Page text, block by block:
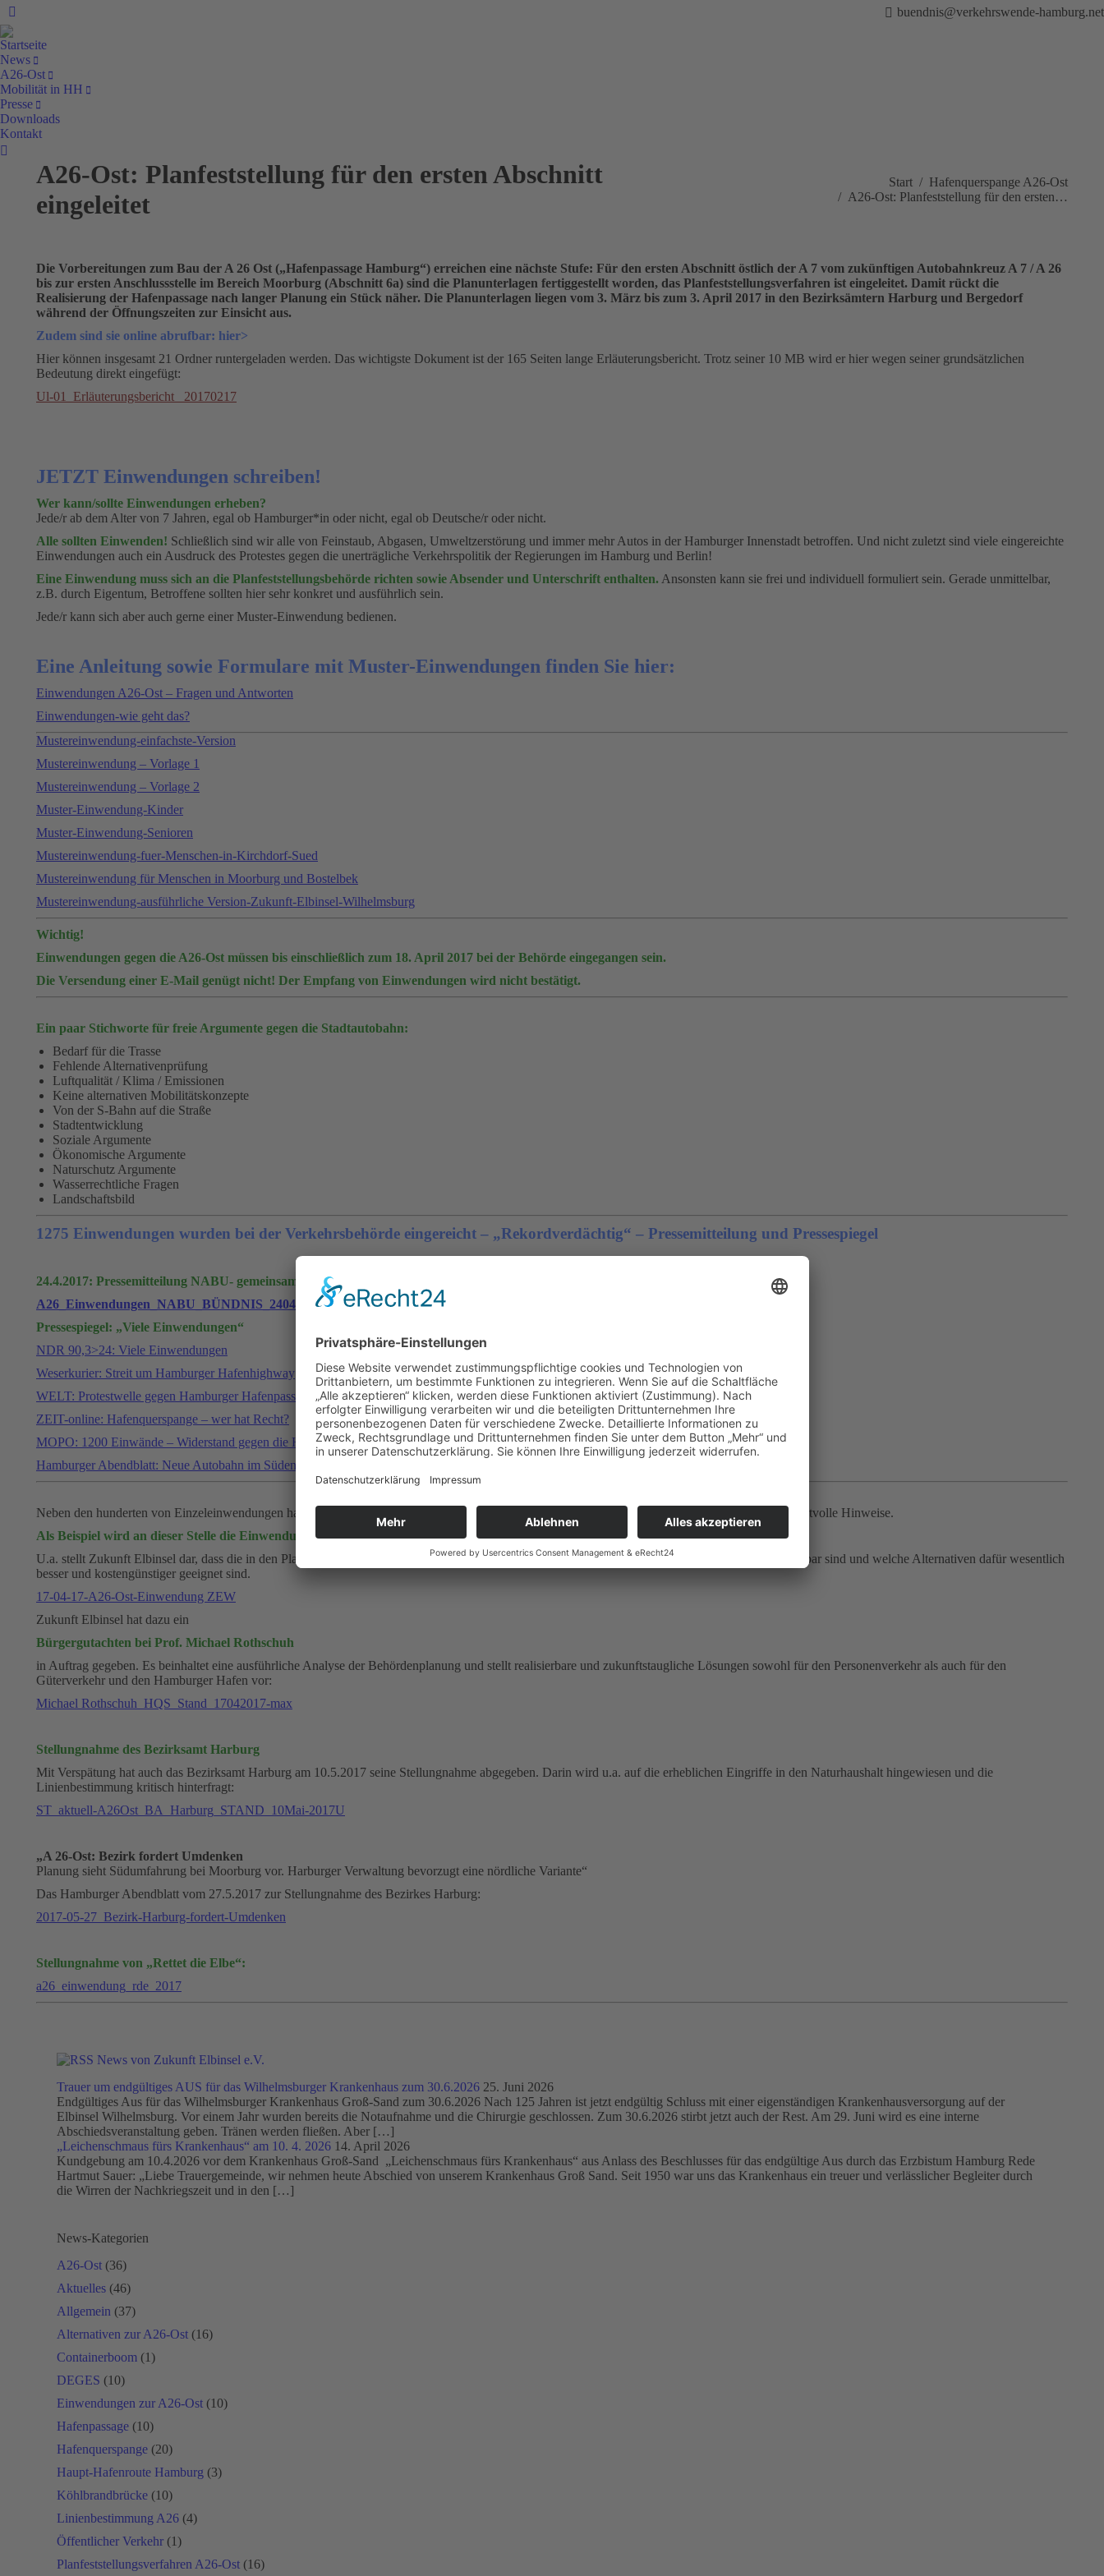
Facebook
buendnis@verkehrswende-hamburg.net
Startseite
News
A26-Ost
Mobilität in HH
Presse
Downloads
Kontakt
Search:
A26-Ost: Planfeststellung für den ersten Abschnitt
eingeleitet
Start
Hafenquerspange A26-Ost
A26-Ost: Planfeststellung für den ersten…
Die Vorbereitungen zum Bau der A 26 Ost („Hafenpassage Hamburg“) erreichen eine nächste Stufe: Für den ersten Abschnitt östlich der A 7 vom zukünftigen Autobahnkreuz A 7 / A 26
bis zur ersten Anschlussstelle im Bereich Moorburg (Abschnitt 6a) sind die Planunterlagen fertiggestellt worden, das Planfeststellungsverfahren ist eingeleitet. Damit rückt die
Realisierung der Hafenpassage nach langer Planung ein Stück näher. Die Planunterlagen liegen vom 3. März bis zum 3. April 2017 in den Bezirksämtern Harburg und Bergedorf
während der Öffnungszeiten zur Einsicht aus.
Zudem sind sie online abrufbar: hier>
Hier können insgesamt 21 Ordner runtergeladen werden. Das wichtigste Dokument ist der 165 Seiten lange Erläuterungsbericht. Trotz seiner 10 MB wird er hier wegen seiner grundsätzlichen
Bedeutung direkt eingefügt:
Ul-01_Erläuterungsbericht _20170217
JETZT Einwendungen schreiben!
Wer kann/sollte Einwendungen erheben?
Jede/r ab dem Alter von 7 Jahren, egal ob Hamburger*in oder nicht, egal ob Deutsche/r oder nicht.
Alle sollten Einwenden! Schließlich sind wir alle von Feinstaub, Abgasen, Umweltzerstörung und immer mehr Autos in der Hamburger Innenstadt betroffen. Und nicht zuletzt sind viele eingereichte
Einwendungen auch ein Ausdruck des Protestes gegen die unerträgliche Verkehrspolitik der Regierungen im Hamburg und Berlin!
Eine Einwendung muss sich an die Planfeststellungsbehörde richten sowie Absender und Unterschrift enthalten. Ansonsten kann sie frei und individuell formuliert sein. Gerade unmittelbar,
z.B. durch Eigentum, Betroffene sollten hier sehr konkret und ausführlich sein.
Jede/r kann sich aber auch gerne einer Muster-Einwendung bedienen.
Eine Anleitung sowie Formulare mit Muster-Einwendungen finden Sie hier:
Einwendungen A26-Ost – Fragen und Antworten
Einwendungen-wie geht das?
Mustereinwendung-einfachste-Version
Mustereinwendung – Vorlage 1
Mustereinwendung – Vorlage 2
Muster-Einwendung-Kinder
Muster-Einwendung-Senioren
Mustereinwendung-fuer-Menschen-in-Kirchdorf-Sued
Mustereinwendung für Menschen in Moorburg und Bostelbek
Mustereinwendung-ausführliche Version-Zukunft-Elbinsel-Wilhelmsburg
Wichtig!
Einwendungen gegen die A26-Ost müssen bis einschließlich zum 18. April 2017 bei der Behörde eingegangen sein.
Die Versendung einer E-Mail genügt nicht! Der Empfang von Einwendungen wird nicht bestätigt.
Ein paar Stichworte für freie Argumente gegen die Stadtautobahn:
Bedarf für die Trasse
Fehlende Alternativenprüfung
Luftqualität / Klima / Emissionen
Keine alternativen Mobilitätskonzepte
Von der S-Bahn auf die Straße
Stadtentwicklung
Soziale Argumente
Ökonomische Argumente
Naturschutz Argumente
Wasserrechtliche Fragen
Landschaftsbild
1275 Einwendungen wurden bei der Verkehrsbehörde eingereicht – „Rekordverdächtig“ – Pressemitteilung und Pressespiegel
24.4.2017: Pressemitteilung NABU- gemeinsam mit Bündnis Verkehrswende-Hamburg:
A26_Einwendungen_NABU_BÜNDNIS_240417
Pressespiegel: „Viele Einwendungen“
NDR 90,3>24: Viele Einwendungen
Weserkurier: Streit um Hamburger Hafenhighway
WELT: Protestwelle gegen Hamburger Hafenpassage
ZEIT-online: Hafenquerspange – wer hat Recht?
MOPO: 1200 Einwände – Widerstand gegen die Hafenquerspange
Hamburger Abendblatt: Neue Autobahn im Süden Hamburgs – Auch Kinder legen Einspruch ein
Neben den hunderten von Einzeleinwendungen haben auch Verbände und Vereine ausführliche ihre Positionen dargelegt und liefern den Juristen wertvolle Hinweise.
Als Beispiel wird an dieser Stelle die Einwendung des Vereins Zukunft Elbinsel Wilhelmsburg dokumentiert.
U.a. stellt Zukunft Elbinsel dar, dass die in den Planfeststellungsunterlagen für die A26-Ost genannten Ziele mit der konkreten Planung nicht realisierbar sind und welche Alternativen dafür wesentlich
besser und kostengünstiger geeignet sind.
17-04-17-A26-Ost-Einwendung ZEW
Zukunft Elbinsel hat dazu ein
Bürgergutachten bei Prof. Michael Rothschuh
in Auftrag gegeben. Es beinhaltet eine ausführliche Analyse der Behördenplanung und stellt realisierbare und zukunftstaugliche Lösungen sowohl für den Personenverkehr als auch für den
Güterverkehr und den Hamburger Hafen vor:
Michael Rothschuh_HQS_Stand_17042017-max
Stellungnahme des Bezirksamt Harburg
Mit Verspätung hat auch das Bezirksamt Harburg am 10.5.2017 seine Stellungnahme abgegeben. Darin wird u.a. auf die erheblichen Eingriffe in den Naturhaushalt hingewiesen und die
Linienbestimmung kritisch hinterfragt:
ST_aktuell-A26Ost_BA_Harburg_STAND_10Mai-2017U
„A 26-Ost: Bezirk fordert Umdenken
Planung sieht Südumfahrung bei Moorburg vor. Harburger Verwaltung bevorzugt eine nördliche Variante“
Das Hamburger Abendblatt vom 27.5.2017 zur Stellungnahme des Bezirkes Harburg:
2017-05-27_Bezirk-Harburg-fordert-Umdenken
Stellungnahme von „Rettet die Elbe“:
a26_einwendung_rde_2017
News von Zukunft Elbinsel e.V.
Trauer um endgültiges AUS für das Wilhelmsburger Krankenhaus zum 30.6.2026 25. Juni 2026
Endgültiges Aus für das Wilhelmsburger Krankenhaus Groß-Sand zum 30.6.2026 Nach 125 Jahren ist jetzt endgültig Schluss mit einer eigenständigen Krankenhausversorgung auf der
Elbinsel Wilhelmsburg. Vor einem Jahr wurden bereits die Notaufnahme und die Chirurgie geschlossen. Zum 30.6.2026 stirbt jetzt auch der Rest. Am 29. Juni wird es eine interne
Abschiedsveranstaltung geben. Tränen werden fließen. Aber […]
„Leichenschmaus fürs Krankenhaus“ am 10. 4. 2026 14. April 2026
Kundgebung am 10.4.2026 vor dem Krankenhaus Groß-Sand „Leichenschmaus fürs Krankenhaus“ aus Anlass des Beschlusses für das endgültige Aus durch das Erzbistum Hamburg Rede
Hartmut Sauer: „Liebe Trauergemeinde, wir nehmen heute Abschied von unserem Krankenhaus Groß Sand. Seit 1950 war uns das Krankenhaus ein treuer und verlässlicher Begleiter durch
die Wirren der Nachkriegszeit und in den […]
News-Kategorien
A26-Ost (36)
Aktuelles (46)
Allgemein (37)
Alternativen zur A26-Ost (16)
Containerboom (1)
DEGES (10)
Einwendungen zur A26-Ost (10)
Hafenpassage (10)
Hafenquerspange (20)
Haupt-Hafenroute Hamburg (3)
Köhlbrandbrücke (10)
Linienbestimmung A26 (4)
Öffentlicher Verkehr (1)
Planfeststellungsverfahren A26-Ost (16)